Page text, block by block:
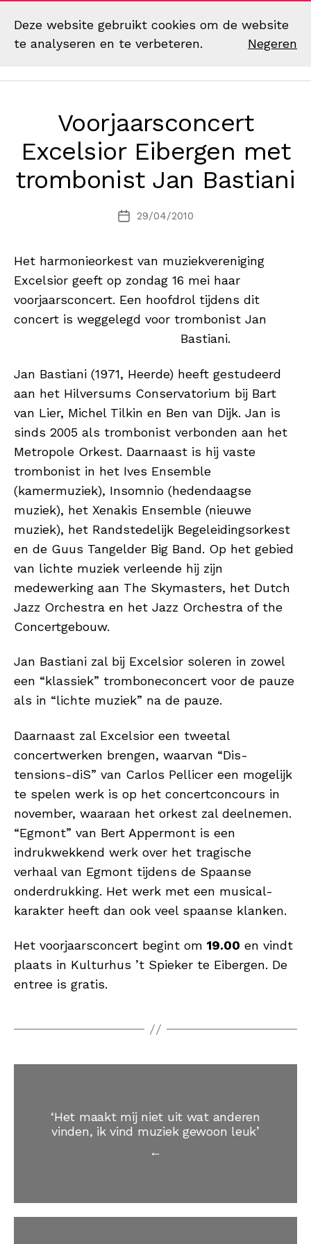
Deze website gebruikt cookies om de website
te analyseren en te verbeteren.
Negeren
Excelsior
Voorjaarsconcert
Excelsior Eibergen met
trombonist Jan Bastiani
Berichtdatum
29/04/2010
Het harmonieorkest van muziekvereniging
Excelsior geeft op zondag 16 mei haar
voorjaarsconcert. Een hoofdrol tijdens dit
concert is weggelegd voor trombonist Jan
Bastiani.
Jan Bastiani (1971, Heerde) heeft gestudeerd
aan het Hilversums Conservatorium bij Bart
van Lier, Michel Tilkin en Ben van Dijk. Jan is
sinds 2005 als trombonist verbonden aan het
Metropole Orkest. Daarnaast is hij vaste
trombonist in het Ives Ensemble
(kamermuziek), Insomnio (hedendaagse
muziek), het Xenakis Ensemble (nieuwe
muziek), het Randstedelijk Begeleidingsorkest
en de Guus Tangelder Big Band. Op het gebied
van lichte muziek verleende hij zijn
medewerking aan The Skymasters, het Dutch
Jazz Orchestra en het Jazz Orchestra of the
Concertgebouw.
Jan Bastiani zal bij Excelsior soleren in zowel
een “klassiek” tromboneconcert voor de pauze
als in “lichte muziek” na de pauze.
Daarnaast zal Excelsior een tweetal
concertwerken brengen, waarvan “Dis-
tensions-diS” van Carlos Pellicer een mogelijk
te spelen werk is op het concertconcours in
november, waaraan het orkest zal deelnemen.
“Egmont” van Bert Appermont is een
indrukwekkend werk over het tragische
verhaal van Egmont tijdens de Spaanse
onderdrukking. Het werk met een musical-
karakter heeft dan ook veel spaanse klanken.
Het voorjaarsconcert begint om 19.00 en vindt
plaats in Kulturhus ’t Spieker te Eibergen. De
entree is gratis.
←
‘Het maakt mij niet uit wat anderen
vinden, ik vind muziek gewoon leuk’